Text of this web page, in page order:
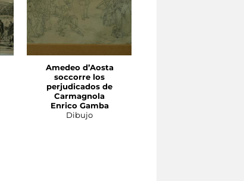
Amedeo d’Aosta
soccorre los
perjudicados de
Carmagnola
Enrico Gamba
Dibujo